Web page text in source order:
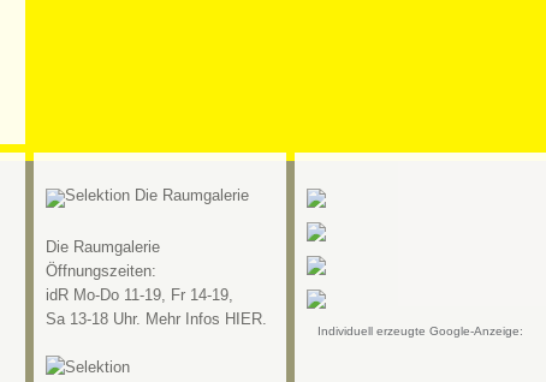
Die Raumgalerie
Öffnungszeiten:
idR Mo-Do 11-19, Fr 14-19,
Sa 13-18 Uhr. Mehr Infos HIER.
Individuell erzeugte Google-Anzeige: